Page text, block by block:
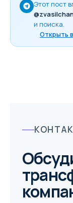
Этот пост
и поиска.
Открыть